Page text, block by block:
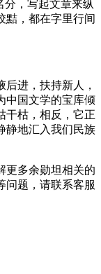
分，写起文章来纵
黠，都在字里行间
进，扶持新人，
中国文学的宝库倾
干枯，相反，它正
静地汇入我们民族
更多余勋坦相关的
问题，请联系客服